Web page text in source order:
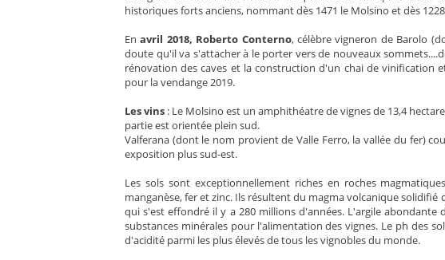
historiques forts anciens, nommant dès 1471 le Molsino et dès
En avril 2018, Roberto Conterno, célèbre vigneron de Barolo
doute qu'il va s'attacher à le porter vers de nouveaux
rénovation des caves et la construction d'un chai de vinification
pour la vendange 2019.
Les vins : Le Molsino est un amphithéatre de vignes de 13,4
partie est orientée plein sud.
Valferana (dont le nom provient de Valle Ferro, la vallée du fer)
exposition plus sud-est.
Les sols sont exceptionnellement riches en roches
manganèse, fer et zinc. Ils résultent du magma volcanique
qui s'est effondré il y a 280 millions d'années. L'argile abondante
substances minérales pour l'alimentation des vignes. Le ph des
d'acidité parmi les plus élevés de tous les vignobles du monde.